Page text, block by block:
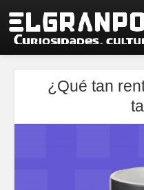
¿Qué tan